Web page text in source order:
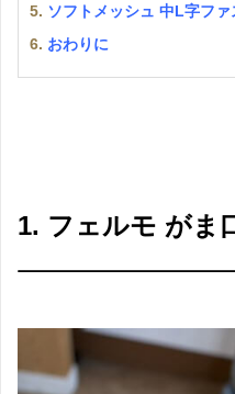
5. ソフトメッシュ 中L字フ
6. おわりに
1. フェルモ がま